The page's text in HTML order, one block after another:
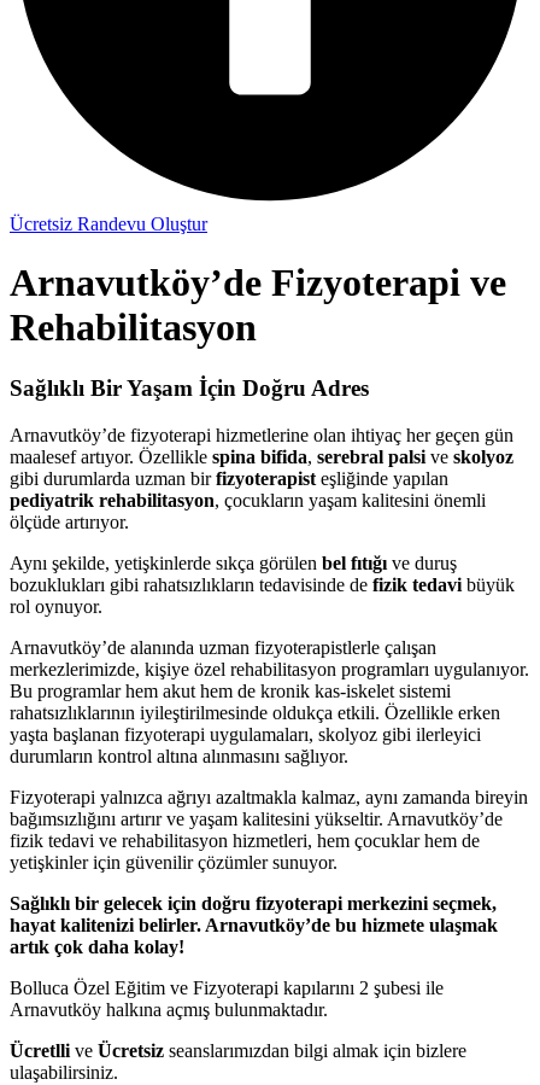
Ücretsiz Randevu Oluştur
Arnavutköy’de Fizyoterapi ve
Rehabilitasyon
Sağlıklı Bir Yaşam İçin Doğru Adres
Arnavutköy’de fizyoterapi hizmetlerine olan ihtiyaç her geçen gün
maalesef artıyor. Özellikle spina bifida, serebral palsi ve skolyoz
gibi durumlarda uzman birfizyoterapist eşliğinde yapılan
pediyatrik rehabilitasyon, çocukların yaşam kalitesini önemli
ölçüde artırıyor.
Aynı şekilde, yetişkinlerde sıkça görülen bel fıtığı ve duruş
bozuklukları gibi rahatsızlıkların tedavisinde de fizik tedavi büyük
rol oynuyor.
Arnavutköy’de alanında uzman fizyoterapistlerle çalışan
merkezlerimizde, kişiye özel rehabilitasyon programları uygulanıyor.
Bu programlar hem akut hem de kronik kas-iskelet sistemi
rahatsızlıklarının iyileştirilmesinde oldukça etkili. Özellikle erken
yaşta başlanan fizyoterapi uygulamaları, skolyoz gibi ilerleyici
durumların kontrol altına alınmasını sağlıyor.
Fizyoterapi yalnızca ağrıyı azaltmakla kalmaz, aynı zamanda bireyin
bağımsızlığını artırır ve yaşam kalitesini yükseltir. Arnavutköy’de
fizik tedavi ve rehabilitasyon hizmetleri, hem çocuklar hem de
yetişkinler için güvenilir çözümler sunuyor.
Sağlıklı bir gelecek için doğru fizyoterapi merkezini seçmek,
hayat kalitenizi belirler. Arnavutköy’de bu hizmete ulaşmak
artık çok daha kolay!
Bolluca Özel Eğitim ve Fizyoterapi kapılarını 2 şubesi ile
Arnavutköy halkına açmış bulunmaktadır.
Ücretlli ve Ücretsiz seanslarımızdan bilgi almak için bizlere
ulaşabilirsiniz.